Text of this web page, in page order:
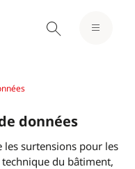
données
surtensions pour les
du bâtiment,